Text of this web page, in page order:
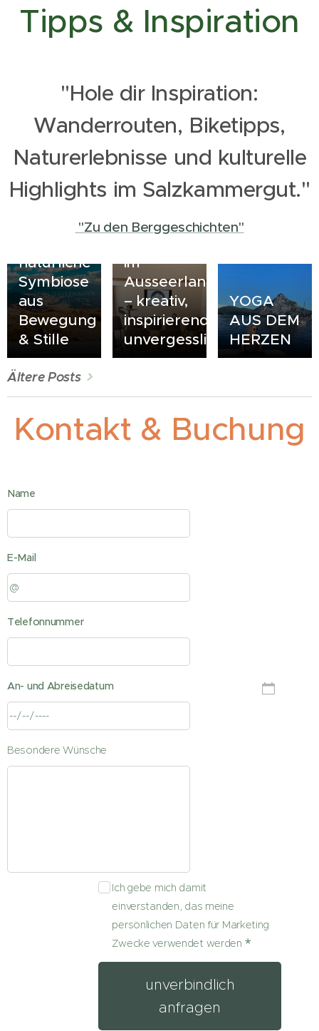
Tipps & Inspiration
"Hole dir Inspiration:
Wanderrouten, Biketipps,
Naturerlebnisse und kulturelle
Highlights im Salzkammergut."
"Zu den Berggeschichten"
Yoga &
Wandern
im
Ausseerland
Salzkammergut
–
natürliche
Symbiose
aus
Bewegung
& Stille
Dein
im
Ausseerland
– kreativ,
inspirierend,
unvergesslich
YOGA
AUS DEM
HERZEN
Ältere Posts
Kontakt & Buchung
Name
E-Mail
Telefonnummer
An- und Abreisedatum
Besondere Wünsche
Ich gebe mich damit
einverstanden, das meine
persönlichen Daten für Marketing
Zwecke verwendet werden
unverbindlich
anfragen